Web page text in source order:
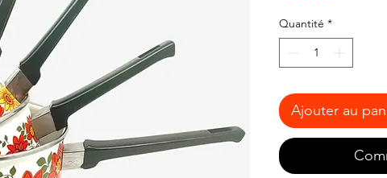
Quantité *
Ajouter au